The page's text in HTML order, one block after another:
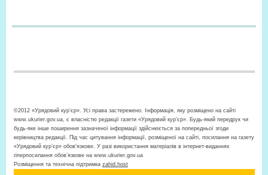
©2012 «Урядовий кур’єр». Усі права застережено. Інформація, яку розміщено на сайті
www.ukurier.gov.ua, є власністю редакції газети «Урядовий кур'єр». Будь-який передрук чи
будь-яке інше поширення зазначеної інформації здійснюється за попередньої згоди
керівництва редакції. Під час цитування інформації, розміщеної на сайті, посилання на газету
«Урядовий кур’єр» обов'язкове. У разі використання матеріалів в інтернет-виданнях
гіперпосилання обов’язкове на www.ukurier.gov.ua
Розміщення та технічна підтримка zahid.host